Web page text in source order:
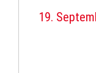
19.